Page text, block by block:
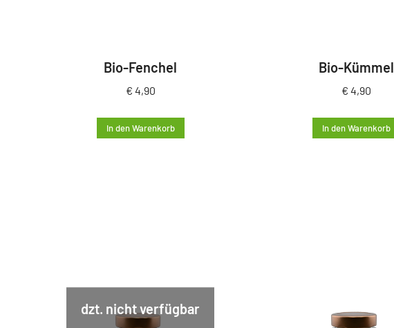
Bio-Fenchel
€ 4,90
In den Warenkorb
Bio-Kümmel
€ 4,90
In den Warenkorb
dzt. nicht verfügbar